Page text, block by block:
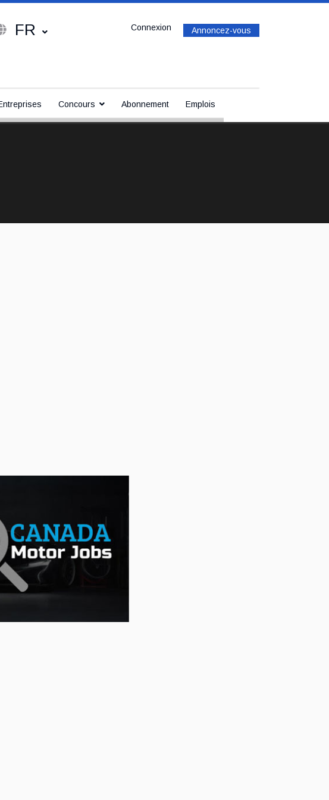
FR Annoncez-vous
Connexion
Concours Abonnement Emplois